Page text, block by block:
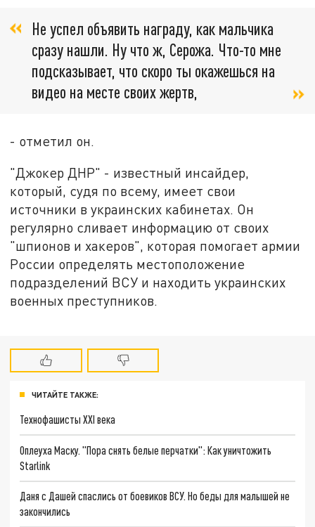
Не успел объявить награду, как мальчика
сразу нашли. Ну что ж, Серожа. Что-то мне
подсказывает, что скоро ты окажешься на
видео на месте своих жертв,
- отметил он.
"Джокер ДНР" - известный инсайдер,
который, судя по всему, имеет свои
источники в украинских кабинетах. Он
регулярно сливает информацию от своих
"шпионов и хакеров", которая помогает армии
России определять местоположение
подразделений ВСУ и находить украинских
военных преступников.
ЧИТАЙТЕ ТАКЖЕ:
Технофашисты XXI века
Оплеуха Маску. "Пора снять белые перчатки": Как уничтожить
Starlink
Даня с Дашей спаслись от боевиков ВСУ. Но беды для малышей не
закончились